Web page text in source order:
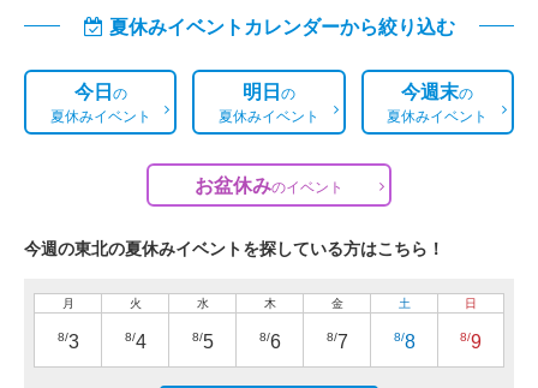
夏休みイベントカレンダーから絞り込む
今日の
夏休みイベント
明日の
夏休みイベント
今週末の
夏休みイベント
お盆休みのイベント
今週の東北の夏休みイベントを探している方はこちら！
月
8/3
火
8/4
水
8/5
木
8/6
金
8/7
土
8/8
日
8/9